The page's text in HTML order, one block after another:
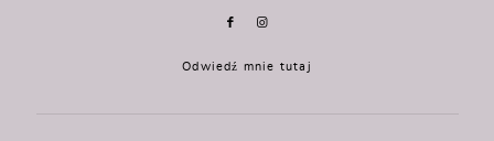
Odwiedź mnie tutaj